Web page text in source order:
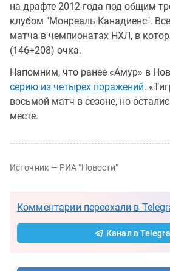
на драфте 2012 года под общим
клубом "Монреаль Канадиенс".
матча в чемпионатах НХЛ, в
(146+208) очка.
Напомним, что ранее «Амур» в
серию из четырех поражений.
восьмой матч в сезоне, но
месте.
Источник — РИА "Новости"
Комментарии переехали в
Канал в